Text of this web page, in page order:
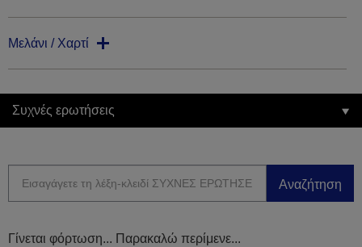
Μελάνι / Χαρτί
Συχνές ερωτήσεις
Αναζήτηση
Γίνεται φόρτωση... Παρακαλώ περίμενε...